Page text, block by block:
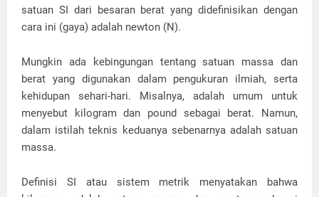
satuan SI dari besaran berat yang didefinisikan dengan
cara ini (gaya) adalah newton (N).
Mungkin ada kebingungan tentang satuan massa dan
berat yang digunakan dalam pengukuran ilmiah, serta
kehidupan sehari-hari. Misalnya, adalah umum untuk
menyebut kilogram dan pound sebagai berat. Namun,
dalam istilah teknis keduanya sebenarnya adalah satuan
massa.
Definisi SI atau sistem metrik menyatakan bahwa